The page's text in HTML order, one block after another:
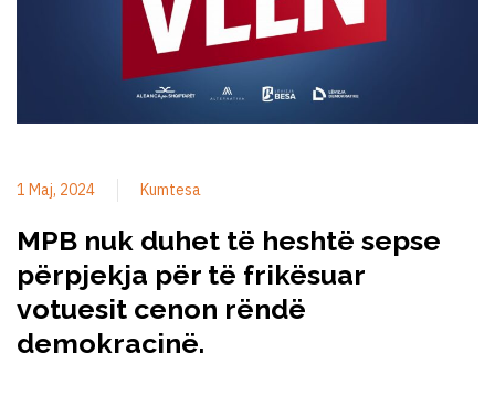
1 Maj, 2024 Kumtesa
MPB nuk duhet të heshtë sepse
përpjekja për të frikësuar
votuesit cenon rëndë
demokracinë.